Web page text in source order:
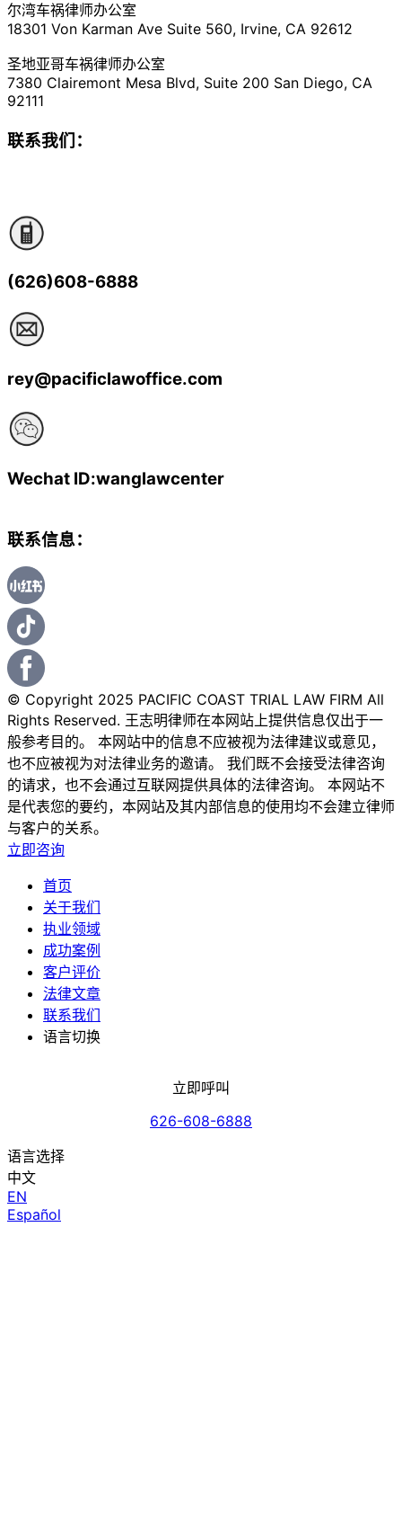
尔湾车祸律师办公室
18301 Von Karman Ave Suite 560, Irvine, CA 92612
圣地亚哥车祸律师办公室
7380 Clairemont Mesa Blvd, Suite 200 San Diego, CA
92111
联系我们：
(626)608-6888
rey@pacificlawoffice.com
Wechat ID:wanglawcenter
联系信息：
© Copyright 2025 PACIFIC COAST TRIAL LAW FIRM All
Rights Reserved. 王志明律师在本网站上提供信息仅出于一
般参考目的。 本网站中的信息不应被视为法律建议或意见，
也不应被视为对法律业务的邀请。 我们既不会接受法律咨询
的请求，也不会通过互联网提供具体的法律咨询。 本网站不
是代表您的要约，本网站及其内部信息的使用均不会建立律师
与客户的关系。
立即咨询
首页
关于我们
执业领域
成功案例
客户评价
法律文章
联系我们
语言切换
立即呼叫
626-608-6888
语言选择
中文
EN
Español